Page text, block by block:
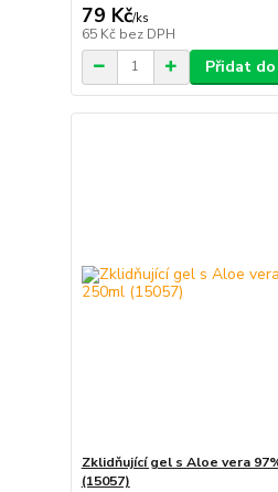
79 Kč/ks
65 Kč bez DPH
Přidat
Zklidňující gel s Aloe vera
(15057)